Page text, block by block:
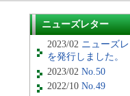
ニューズレター
2023/02 ニューズ
を発行しました。
2023/02 No.50
2022/10 No.49